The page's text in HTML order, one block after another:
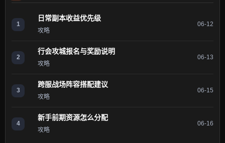
1
日常副本收益优先级
攻略
06-12
2
行会攻城报名与奖励说明
攻略
06-13
3
跨服战场阵容搭配建议
攻略
06-15
4
新手前期资源怎么分配
攻略
06-16